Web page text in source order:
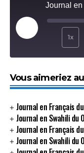
Journal
Play Episode 1x
SHARE
EMBED
Vous aimeriez
Journal en Français
Journal en Swahili
Journal en Français
Journal en Swahili du